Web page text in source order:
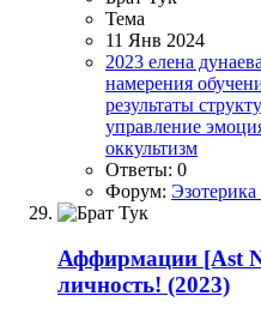
Тема
11 Янв 2024
2023 елена дунаева
намерения
результаты
управление
оккультизм
Ответы: 0
Форум: Эзотерика
Аффирмации [Ast
личность! (2023)